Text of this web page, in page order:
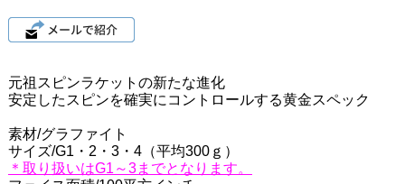
元祖スピンラケットの新たな進化
安定したスピンを確実にコントロールする黄金スペック
素材/グラファイト
サイズ/G1・2・3・4（平均300ｇ）
＊取り扱いはG1～3までとなります。